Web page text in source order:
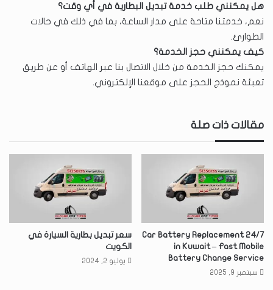
هل يمكنني طلب خدمة تبديل البطارية في أي وقت؟
نعم، خدمتنا متاحة على مدار الساعة، بما في ذلك في حالات
الطوارئ.
كيف يمكنني حجز الخدمة؟
يمكنك حجز الخدمة من خلال الاتصال بنا عبر الهاتف أو عن طريق
تعبئة نموذج الحجز على موقعنا الإلكتروني.
مقالات ذات صلة
24/7 Car Battery Replacement
in Kuwait – Fast Mobile
Battery Change Service
سبتمبر 9, 2025
سعر تبديل بطارية السيارة في
الكويت
يوليو 2, 2024